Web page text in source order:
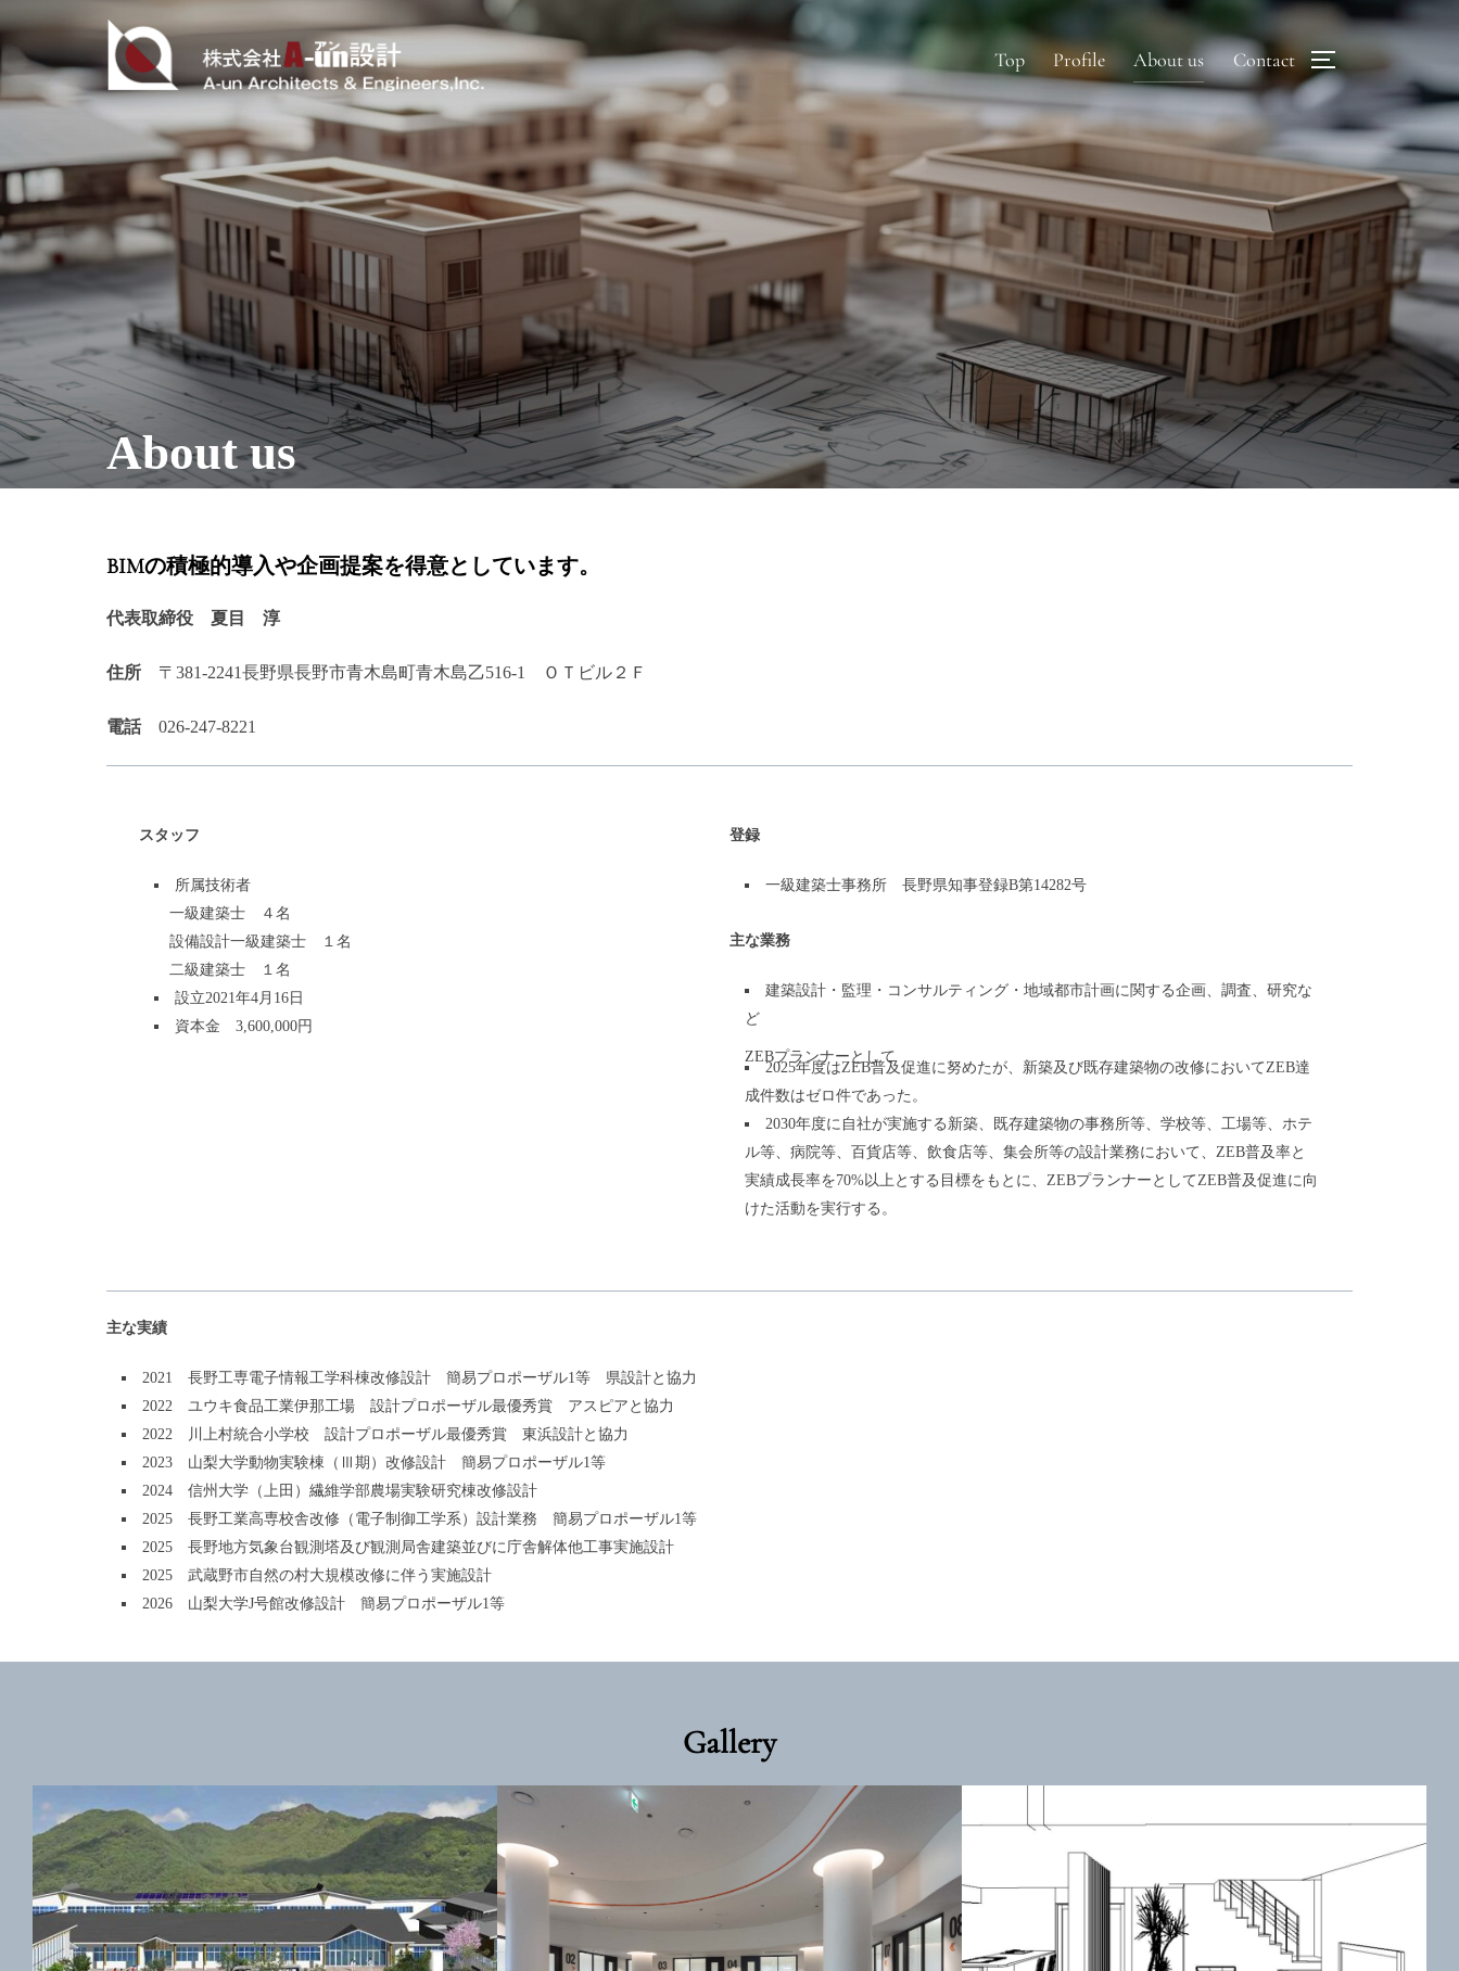
テ
ン
ス
キ
ッ
プ
Top Profile About us Contact サイドバーとナビ
About us
BIMの積極的導入や企画提案を得意としています。
代表取締役 夏目 淳
住所 〒381-2241長野県長野市青木島町青木島乙516-1 ＯＴビル２Ｆ
電話026-247-8221
スタッフ
所属技術者
一級建築士 ４名
設備設計一級建築士 １名
二級建築士 １名
設立2021年4月16日
資本金 3,600,000円
登録
一級建築士事務所 長野県知事登録B第14282号
主な業務
建築設計・監理・コンサルティング・地域都市計画に関する企画、調査、研究な
ど
ZEBプランナーとして
2025年度はZEB普及促進に努めたが、新築及び既存建築物の改修においてZEB達
成件数はゼロ件であった。
2030年度に自社が実施する新築、既存建築物の事務所等、学校等、工場等、ホテ
ル等、病院等、百貨店等、飲食店等、集会所等の設計業務において、ZEB普及率と
実績成長率を70%以上とする目標をもとに、ZEBプランナーとしてZEB普及促進に向
けた活動を実行する。
主な実績
2021 長野工専電子情報工学科棟改修設計 簡易プロポーザル1等 県設計と協力
2022 ユウキ食品工業伊那工場 設計プロポーザル最優秀賞 アスピアと協力
2022 川上村統合小学校 設計プロポーザル最優秀賞 東浜設計と協力
2023 山梨大学動物実験棟（Ⅲ期）改修設計 簡易プロポーザル1等
2024 信州大学（上田）繊維学部農場実験研究棟改修設計
2025 長野工業高専校舎改修（電子制御工学系）設計業務 簡易プロポーザル1等
2025 長野地方気象台観測塔及び観測局舎建築並びに庁舎解体他工事実施設計
2025 武蔵野市自然の村大規模改修に伴う実施設計
2026 山梨大学J号館改修設計 簡易プロポーザル1等
Gallery